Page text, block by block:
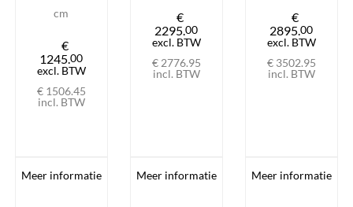
cm
€
1245.00
excl. BTW
€ 1506.45
incl. BTW
Meer informatie
€
2295.00
excl. BTW
€ 2776.95
incl. BTW
Meer informatie
€
2895.00
excl. BTW
€ 3502.95
incl. BTW
Meer informatie